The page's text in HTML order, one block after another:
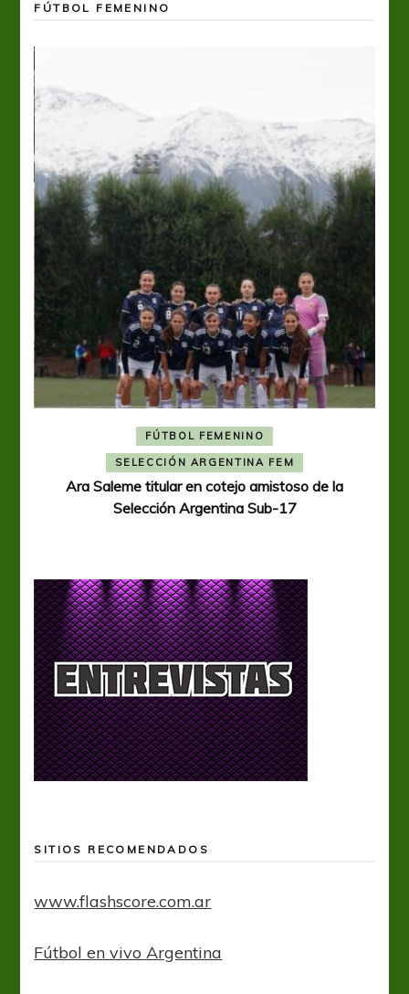
FÚTBOL FEMENINO
FÚTBOL FEMENINO
SELECCIÓN ARGENTINA FEM
Ara Saleme titular en cotejo amistoso de la
Selección Argentina Sub-17
SITIOS RECOMENDADOS
www.flashscore.com.ar
Fútbol en vivo Argentina